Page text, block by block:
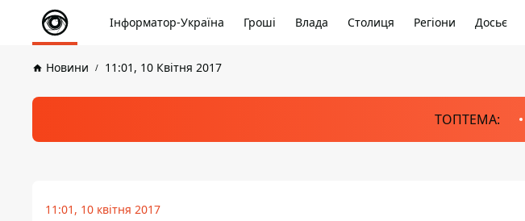
Інформатор-Україна Гроші Влада Столиця Регіони Досьє
Новини 11:01, 10 Квітня 2017
ТОПТЕМА:
11:01, 10 квітня 2017